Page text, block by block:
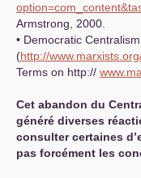
Armstrong, 2000.
• Democratic Centralism
(http://
Terms on http://
Cet abandon du
généré diverses
consulter certaines
pas forcément les